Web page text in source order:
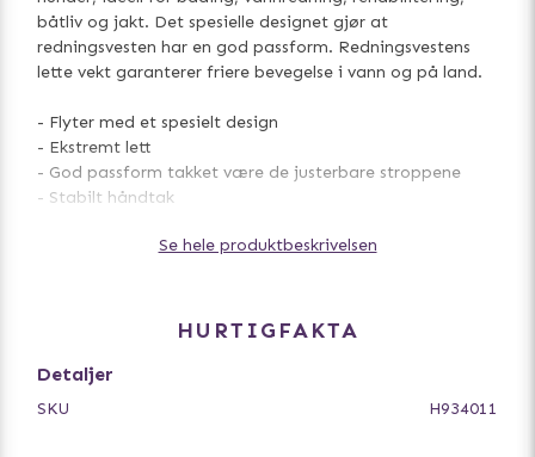
båtliv og jakt. Det spesielle designet gjør at
redningsvesten har en god passform. Redningsvestens
lette vekt garanterer friere bevegelse i vann og på land.
- Flyter med et spesielt design
- Ekstremt lett
- God passform takket være de justerbare stroppene
- Stabilt håndtak
Se hele produktbeskrivelsen
HURTIGFAKTA
Detaljer
SKU H934011